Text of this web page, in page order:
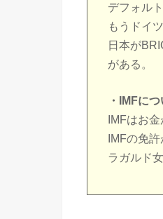
デフォル
もうドイ
日本が
がある。
・IMFに
IMFはお
IMFの免
ラガルド